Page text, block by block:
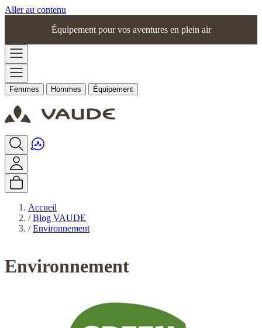
Aller au contenu
Équipement pour vos aventures en plein air
Femmes Hommes Équipement
Accueil
/ Blog VAUDE
/ Environnement
Environnement